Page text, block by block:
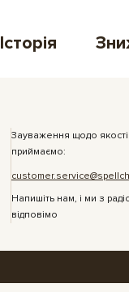
Історія
Зауваження щодо
приймаємо:
Напишіть нам, і ми з
відповімо